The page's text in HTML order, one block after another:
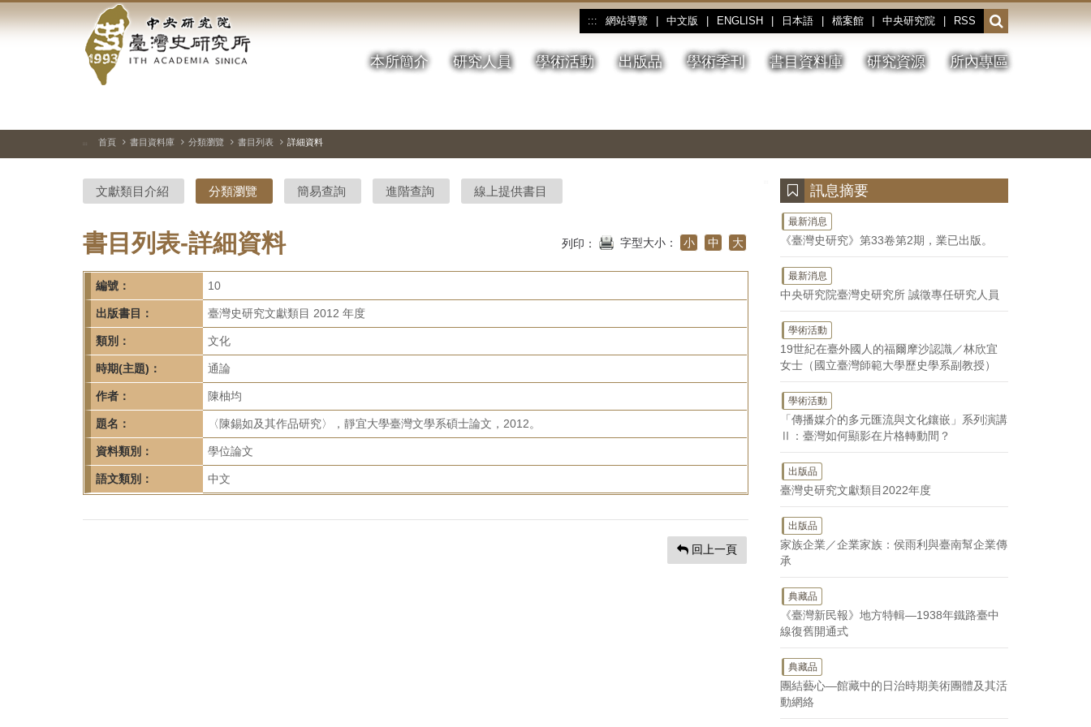
到
中
央
研
院-
臺
灣
史
研
究
所-
首
頁
::: 網站導覽 中文版 ENGLISH 日本語 檔案館 中央研究院 RSS
開
啟
或
收
本所簡介 研究人員 學術活動 出版品 學術季刊 書目資料庫 研究資源 所內專區
停、
圖
圖
結
::: 首頁 書目資料庫 分類瀏覽 書目列表 詳細資料
文獻類目介紹 分類瀏覽 簡易查詢 進階查詢 線上提供書目
書目列表-詳細資料 列印： 字型大小： 小 中 大
編號： 10
出版書目： 臺灣史研究文獻類目 2012 年度
類別： 文化
時期(主題)： 通論
作者： 陳柚均
題名： 〈陳錫如及其作品研究〉，靜宜大學臺灣文學系碩士論文，2012。
資料類別： 學位論文
語文類別： 中文
回上一頁
訊息摘要
最新消息
《臺灣史研究》第33卷第2期，業已出版。
最新消息
中央研究院臺灣史研究所 誠徵專任研究人員
學術活動
19世紀在臺外國人的福爾摩沙認識／林欣宜
女士（國立臺灣師範大學歷史學系副教授）
學術活動
「傳播媒介的多元匯流與文化鑲嵌」系列演講
Ⅱ：臺灣如何顯影在片格轉動間？
出版品
臺灣史研究文獻類目2022年度
出版品
家族企業／企業家族：侯雨利與臺南幫企業傳
承
典藏品
《臺灣新民報》地方特輯—1938年鐵路臺中
線復舊開通式
典藏品
團結藝心—館藏中的日治時期美術團體及其活
動網絡